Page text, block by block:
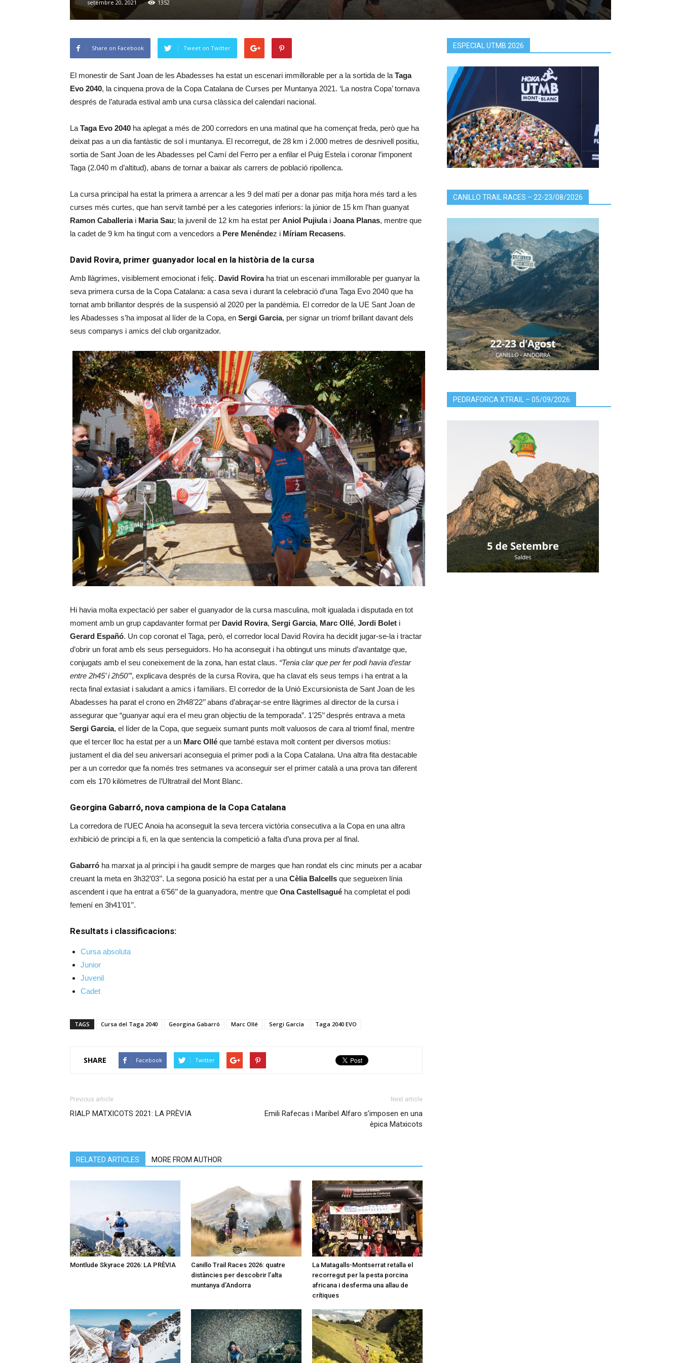
setembre 20, 2021 1352
Share on Facebook Tweet on Twitter
El monestir de Sant Joan de les Abadesses ha estat un escenari immillorable per a la sortida de la Taga
Evo 2040, la cinquena prova de la Copa Catalana de Curses per Muntanya 2021. ‘La nostra Copa’ tornava
després de l’aturada estival amb una cursa clàssica del calendari nacional.
La Taga Evo 2040 ha aplegat a més de 200 corredors en una matinal que ha començat freda, però que ha
deixat pas a un dia fantàstic de sol i muntanya. El recorregut, de 28 km i 2.000 metres de desnivell positiu,
sortia de Sant Joan de les Abadesses pel Camí del Ferro per a enfilar el Puig Estela i coronar l’imponent
Taga (2.040 m d’altitud), abans de tornar a baixar als carrers de població ripollenca.
La cursa principal ha estat la primera a arrencar a les 9 del matí per a donar pas mitja hora més tard a les
curses més curtes, que han servit també per a les categories inferiors: la júnior de 15 km l’han guanyat
Ramon Caballeriai Maria Sau; la juvenil de 12 km ha estat per Aniol Pujiulai Joana Planas, mentre que
la cadet de 9 km ha tingut com a vencedors a Pere Menéndez i Míriam Recasens.
David Rovira, primer guanyador local en la història de la cursa
Amb llàgrimes, visiblement emocionat i feliç. David Roviraha triat un escenari immillorable per guanyar la
seva primera cursa de la Copa Catalana: a casa seva i durant la celebració d’una Taga Evo 2040 que ha
tornat amb brillantor després de la suspensió al 2020 per la pandèmia. El corredor de la UE Sant Joan de
les Abadesses s’ha imposat al líder de la Copa, en Sergi Garcia, per signar un triomf brillant davant dels
seus companys i amics del club organitzador.
Hi havia molta expectació per saber el guanyador de la cursa masculina, molt igualada i disputada en tot
moment amb un grup capdavanter format per David Rovira, Sergi Garcia, Marc Ollé, Jordi Bolet i
Gerard Españó. Un cop coronat el Taga, però, el corredor local David Rovira ha decidit jugar-se-la i tractar
d’obrir un forat amb els seus perseguidors. Ho ha aconseguit i ha obtingut uns minuts d’avantatge que,
conjugats amb el seu coneixement de la zona, han estat claus. “Tenia clar que per fer podi havia d’estar
entre 2h45’ i 2h50’”, explicava després de la cursa Rovira, que ha clavat els seus temps i ha entrat a la
recta final extasiat i saludant a amics i familiars. El corredor de la Unió Excursionista de Sant Joan de les
Abadesses ha parat el crono en 2h48’22’’ abans d’abraçar-se entre llàgrimes al director de la cursa i
assegurar que “guanyar aquí era el meu gran objectiu de la temporada”. 1’25’’ després entrava a meta
Sergi Garcia, el líder de la Copa, que segueix sumant punts molt valuosos de cara al triomf final, mentre
que el tercer lloc ha estat per a un Marc Ollé que també estava molt content per diversos motius:
justament el dia del seu aniversari aconseguia el primer podi a la Copa Catalana. Una altra fita destacable
per a un corredor que fa només tres setmanes va aconseguir ser el primer català a una prova tan diferent
com els 170 kilòmetres de l’Ultratrail del Mont Blanc.
Georgina Gabarró, nova campiona de la Copa Catalana
La corredora de l’UEC Anoia ha aconseguit la seva tercera victòria consecutiva a la Copa en una altra
exhibició de principi a fi, en la que sentencia la competició a falta d’una prova per al final.
Gabarró ha marxat ja al principi i ha gaudit sempre de marges que han rondat els cinc minuts per a acabar
creuant la meta en 3h32’03’’. La segona posició ha estat per a una Cèlia Balcells que segueixen línia
ascendent i que ha entrat a 6’56’’ de la guanyadora, mentre que Ona Castellsagué ha completat el podi
femení en 3h41’01’’.
Resultats i classificacions:
Cursa absoluta
Junior
Juvenil
Cadet
TAGS Cursa del Taga 2040 Georgina Gabarró Marc Ollé Sergi García Taga 2040 EVO
SHARE Facebook Twitter
Previous article
RIALP MATXICOTS 2021: LA PRÈVIA
Next article
Emili Rafecas i Maribel Alfaro s’imposen en una
èpica Matxicots
RELATED ARTICLES MORE FROM AUTHOR
Montlude Skyrace 2026: LA PRÈVIA
Canillo Trail Races 2026: quatre
distàncies per descobrir l’alta
muntanya d’Andorra
La Matagalls-Montserrat retalla el
recorregut per la pesta porcina
africana i desferma una allau de
crítiques
ESPECIAL UTMB 2026
CANILLO TRAIL RACES – 22-23/08/2026
PEDRAFORCA XTRAIL – 05/09/2026